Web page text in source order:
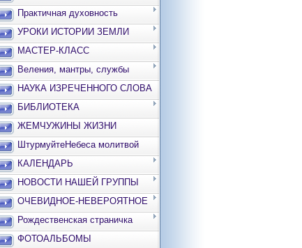
Практичная духовность
УРОКИ ИСТОРИИ ЗЕМЛИ
МАСТЕР-КЛАСС
Веления, мантры, службы
НАУКА ИЗРЕЧЕННОГО СЛОВА
БИБЛИОТЕКА
ЖЕМЧУЖИНЫ ЖИЗНИ
ШтурмуйтеНебеса молитвой
КАЛЕНДАРЬ
НОВОСТИ НАШЕЙ ГРУППЫ
ОЧЕВИДНОЕ-НЕВЕРОЯТНОЕ
Рождественская страничка
ФОТОАЛЬБОМЫ